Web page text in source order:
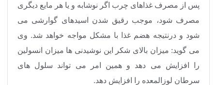
پس از مصرف غذاهای چرب اگر نوشابه و یا هر مایع دیگری
مصرف شود، موجب رقیق شدن اسیدهای گوارشی می‌
شود و درنتیجه هضم غذا با مشکل مواجه خواهد شد. وی
می‌ گوید: میزان بالای شکر این نوشیدنی‌ ها میزان انسولین
را افزایش می‌ دهد و همین امر می ‌تواند سلول ‌های
سرطان لوزالمعده را افزایش دهد.